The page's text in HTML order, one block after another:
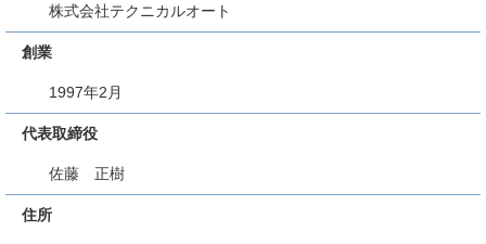
株式会社テクニカルオート
創業
1997年2月
代表取締役
佐藤 正樹
住所